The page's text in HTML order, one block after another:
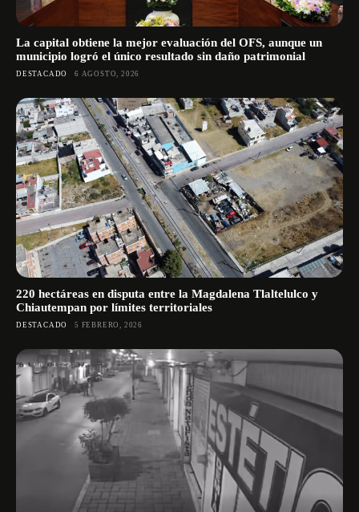
La capital obtiene la mejor evaluación del OFS, aunque un
municipio logró el único resultado sin daño patrimonial
DESTACADO 6 AGOSTO, 2026
220 hectáreas en disputa entre la Magdalena Tlaltelulco y
Chiautempan por límites territoriales
DESTACADO 5 FEBRERO, 2026